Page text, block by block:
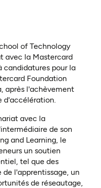
of Technology
avec la Mastercard
candidatures pour la
Foundation
après l'achèvement
d'accélération.
avec la
de son
and Learning, le
un soutien
tel que des
l'apprentissage, un
de réseautage,